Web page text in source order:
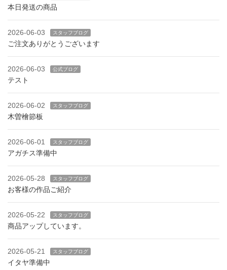
本日発送の商品
2026-06-03 スタッフブログ
ご注文ありがとうございます
2026-06-03 公式ブログ
テスト
2026-06-02 スタッフブログ
木曽檜節板
2026-06-01 スタッフブログ
アガチス準備中
2026-05-28 スタッフブログ
お客様の作品ご紹介
2026-05-22 スタッフブログ
商品アップしています。
2026-05-21 スタッフブログ
イタヤ準備中